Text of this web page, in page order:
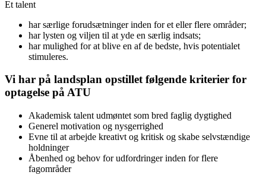
Et talent
har særlige forudsætninger inden for et eller flere områder;
har lysten og viljen til at yde en særlig indsats;
har mulighed for at blive en af de bedste, hvis potentialet
stimuleres.
Vi har på landsplan opstillet følgende kriterier for
optagelse på ATU
Akademisk talent udmøntet som bred faglig dygtighed
Generel motivation og nysgerrighed
Evne til at arbejde kreativt og kritisk og skabe selvstændige
holdninger
Åbenhed og behov for udfordringer inden for flere
fagområder